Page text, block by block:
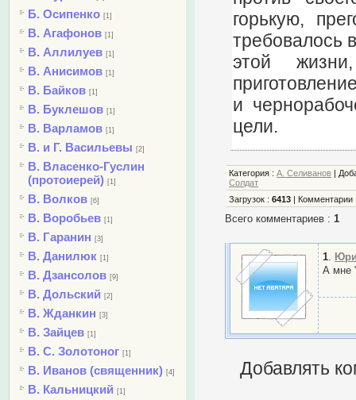
Б. Осипенко [1]
В. Агафонов [1]
В. Аллилуев [1]
В. Анисимов [1]
В. Байков [1]
В. Буклешов [1]
В. Варламов [1]
В. и Г. Васильевы [2]
В. Власенко-Гуслин
(протоиерей) [1]
В. Волков [6]
В. Воробьев [1]
В. Гаранин [3]
В. Данилюк [1]
В. Дзансолов [9]
В. Дольский [2]
В. Жданкин [3]
В. Зайцев [1]
В. С. Золотоног [1]
В. Иванов (священник) [4]
В. Кальницкий [1]
горькую,
требовалось
этой
и
цели.
Категория :А. Селиванов
Солдат
Загрузок :6413 Комментарии
Всего комментариев :1
1.
А мне
Добавлять